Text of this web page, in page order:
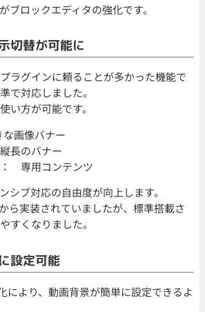
ブロックエディタの強化です。
切替が可能に
ラグインに頼ることが多かった機能で
で対応しました。
い方が可能です。
画像バナー
長のバナー
： 専用コンテンツ
シブ対応の自由度が向上します。
ら実装されていましたが、標準搭載さ
すくなりました。
設定可能
により、動画背景が簡単に設定できるよ